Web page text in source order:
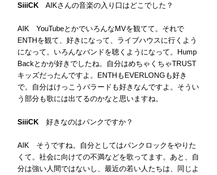
SiiiCK AIKさんの音楽の入り口はどこでした？
AIK YouTubeとかでいろんなMVを観てて。それで
ENTHを観て、好きになって、ライブハウスに行くよう
になって。いろんなバンドを聴くようになって。Hump
Backとかが好きでしたね。自分はめちゃくちゃTRUST
キッズだったんですよ。ENTHもEVERLONGも好き
で。自分はけっこうバラードも好きなんですよ。そうい
う部分も歌には出てるのかなと思いますね。
SiiiCK 好きなのはパンクですか？
AIK そうですね。自分としてはパンクロックをやりた
くて。社会に向けての不満などを歌ってます。あと、自
分は強い人間ではないし、最近の若い人たちは、同じよ